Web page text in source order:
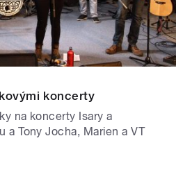
koncerty
na koncerty Isary a
a Tony Jocha, Marien a VT